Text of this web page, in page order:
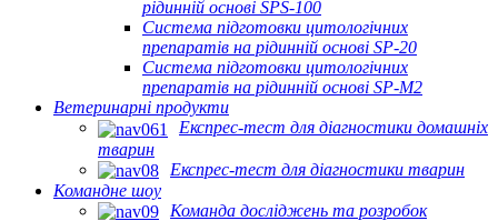
рідинній основі SPS-100
Система підготовки цитологічних
препаратів на рідинній основі SP-20
Система підготовки цитологічних
препаратів на рідинній основі SP-M2
Ветеринарні продукти
Експрес-тест для діагностики домашніх
тварин
Експрес-тест для діагностики тварин
Командне шоу
Команда досліджень та розробок